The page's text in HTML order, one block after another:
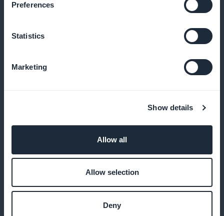
Preferences
Statistics
Marketing
Show details
Allow all
Allow selection
Deny
netwerken aan om een breder publiek te bereiken en
de zichtbaarheid van je evenementen te vergroten
Beloningen voor frequente gebruikers
Gebruik analysetools om bezoekerstrends te volgen